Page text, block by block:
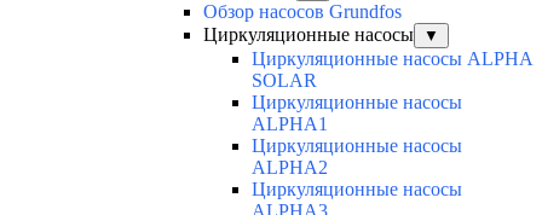
Обзор насосов Grundfos
Циркуляционные насосы
▼
Циркуляционные насосы ALPHA
SOLAR
Циркуляционные насосы
ALPHA1
Циркуляционные насосы
ALPHA2
Циркуляционные насосы